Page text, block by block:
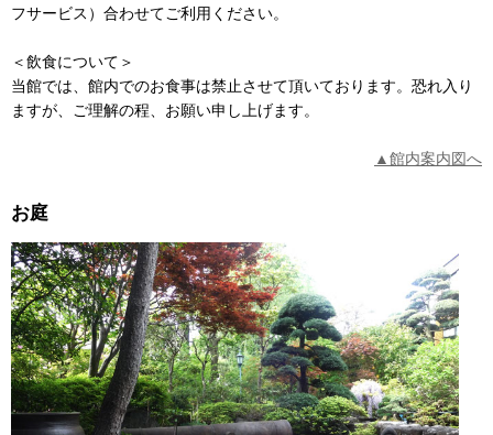
フサービス）合わせてご利用ください。
＜飲食について＞
当館では、館内でのお食事は禁止させて頂いております。恐れ入り
ますが、ご理解の程、お願い申し上げます。
▲館内案内図へ
お庭